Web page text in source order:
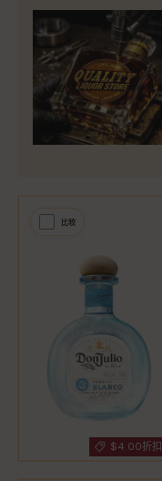
比较
$4.00折扣